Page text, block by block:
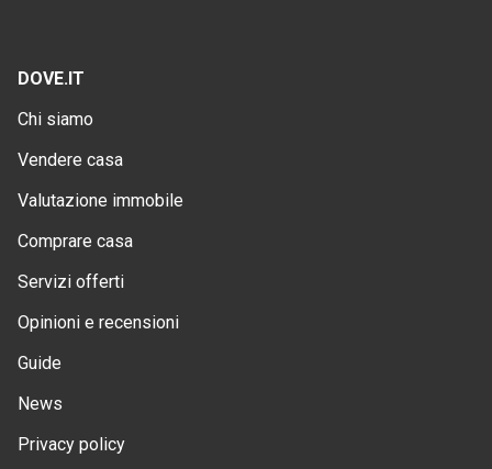
DOVE.IT
Chi siamo
Vendere casa
Valutazione immobile
Comprare casa
Servizi offerti
Opinioni e recensioni
Guide
News
Privacy policy